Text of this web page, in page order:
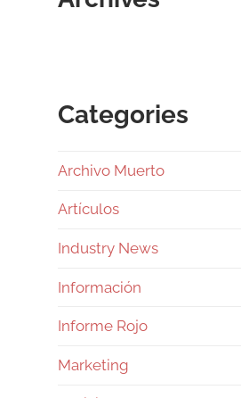
Categories
Archivo Muerto
Artículos
Industry News
Información
Informe Rojo
Marketing